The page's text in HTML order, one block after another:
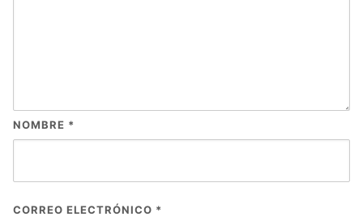
NOMBRE *
CORREO ELECTRÓNICO *